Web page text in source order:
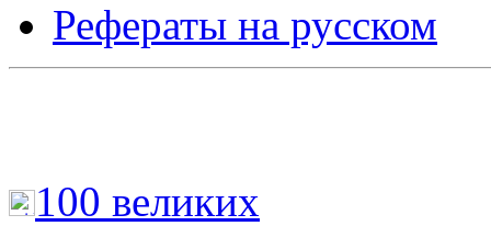
Рефераты на русском
100 великих